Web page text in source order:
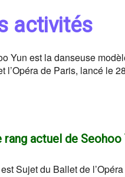
activités
Yun est la danseuse
l’Opéra de Paris, lancé le
rang actuel de Seohoo
Sujet du Ballet de